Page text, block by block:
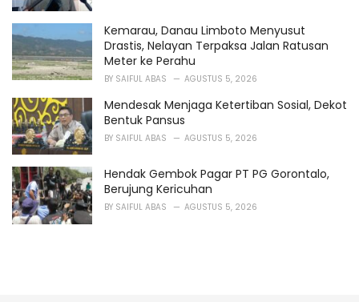
Kemarau, Danau Limboto Menyusut
Drastis, Nelayan Terpaksa Jalan Ratusan
Meter ke Perahu
BY SAIFUL ABAS AGUSTUS 5, 2026
Mendesak Menjaga Ketertiban Sosial, Dekot
Bentuk Pansus
BY SAIFUL ABAS AGUSTUS 5, 2026
Hendak Gembok Pagar PT PG Gorontalo,
Berujung Kericuhan
BY SAIFUL ABAS AGUSTUS 5, 2026